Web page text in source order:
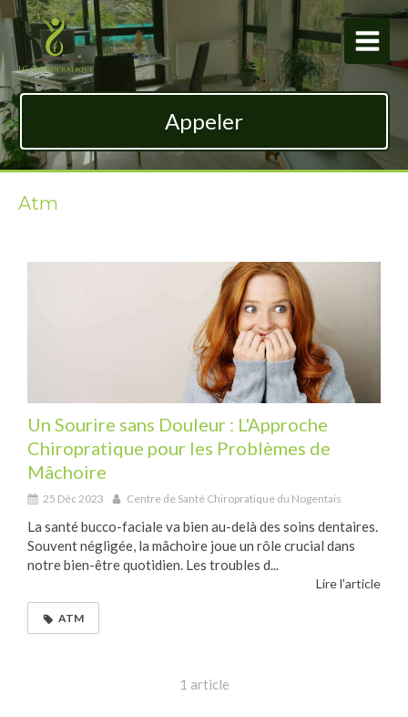
Appeler
Atm
Un Sourire sans Douleur : L'Approche
Chiropratique pour les Problèmes de
Mâchoire
25 Déc 2023 Centre de Santé Chiropratique du Nogentais
La santé bucco-faciale va bien au-delà des soins dentaires.
Souvent négligée, la mâchoire joue un rôle crucial dans
notre bien-être quotidien. Les troubles d...
Lire l'article
ATM
1 article